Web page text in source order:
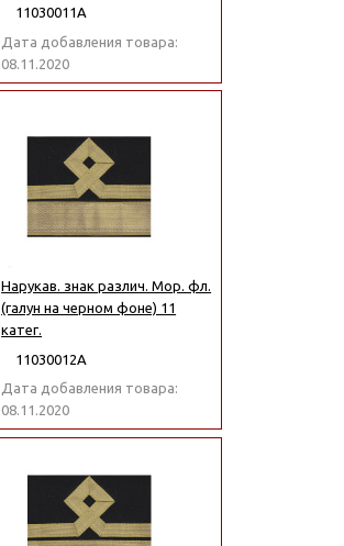
11030011А
Дата добавления товара:
08.11.2020
Нарукав. знак различ. Мор. фл.
(галун на черном фоне) 11
катег.
11030012А
Дата добавления товара:
08.11.2020